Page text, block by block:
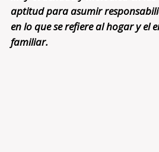
aptitud para asumir
en lo que se refiere al hogar y el
familiar.